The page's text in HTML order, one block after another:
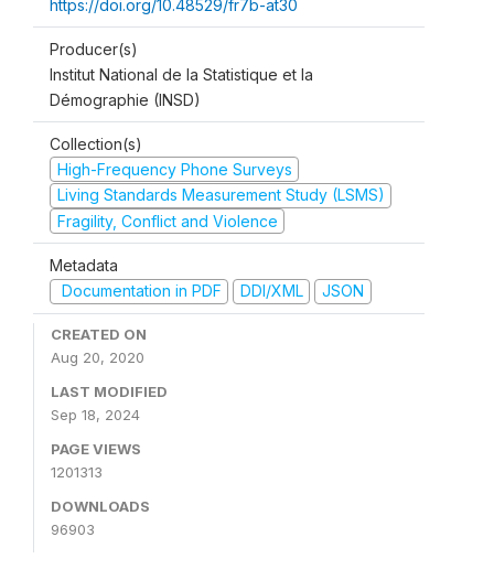
https://doi.org/10.48529/fr7b-at30
Producer(s)
Institut National de la Statistique et la
Démographie (INSD)
Collection(s)
High-Frequency Phone Surveys
Living Standards Measurement Study (LSMS)
Fragility, Conflict and Violence
Metadata
Documentation in PDF
DDI/XML JSON
CREATED ON
Aug 20, 2020
LAST MODIFIED
Sep 18, 2024
PAGE VIEWS
1201313
DOWNLOADS
96903